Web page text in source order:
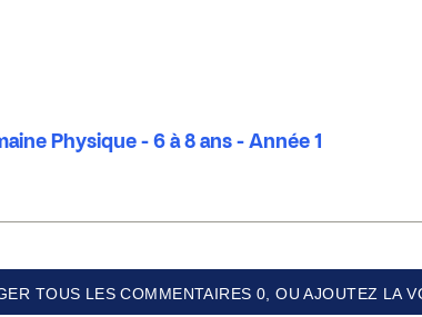
Physique - 6 à 8 ans - Année 1
TOUS LES COMMENTAIRES 0, OU AJOUTEZ LA